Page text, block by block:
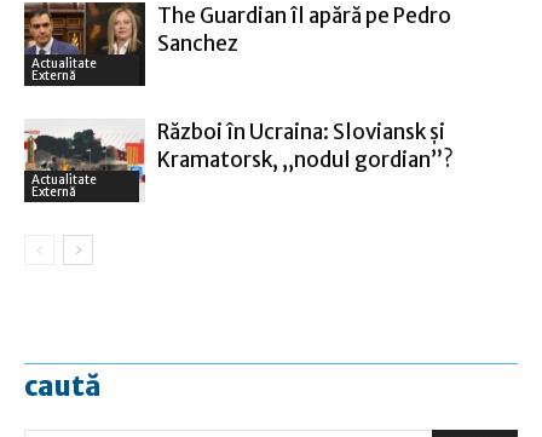
Actualitate
Externă
The Guardian îl apără pe Pedro
Sanchez
Actualitate
Externă
Război în Ucraina: Sloviansk şi
Kramatorsk, „nodul gordian”?
caută